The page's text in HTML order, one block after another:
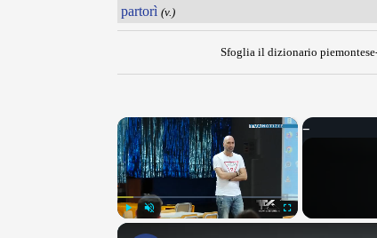
partorì (v.)
Sfoglia il dizionario
×